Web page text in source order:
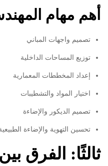
أهم مهام
تصميم واجهات المباني
توزيع المساحات الداخلية
إعداد المخططات المعمارية
اختيار المواد والتشطيبات
تصميم الديكور والإضاءة
تحسين التهوية والإضاءة
ثالثًا: الفرق